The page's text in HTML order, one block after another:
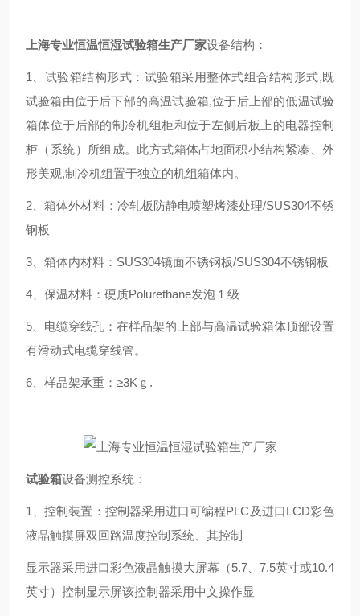
上海专业恒温恒湿试验箱生产厂家设备结构：
1、试验箱结构形式：试验箱采用整体式组合结构形式,既
试验箱由位于后下部的高温试验箱,位于后上部的低温试验
箱体位于后部的制冷机组柜和位于左侧后板上的电器控制
柜（系统）所组成。此方式箱体占地面积小结构紧凑、外
形美观,制冷机组置于独立的机组箱体内。
2、箱体外材料：冷轧板防静电喷塑烤漆处理/SUS304不锈
钢板
3、箱体内材料：SUS304镜面不锈钢板/SUS304不锈钢板
4、保温材料：硬质Polurethane发泡１级
5、电缆穿线孔：在样品架的上部与高温试验箱体顶部设置
有滑动式电缆穿线管。
6、样品架承重：≥3Kｇ.
试验箱设备测控系统：
1、控制装置：控制器采用进口可编程PLC及进口LCD彩色
液晶触摸屏双回路温度控制系统、其控制
显示器采用进口彩色液晶触摸大屏幕（5.7、7.5英寸或10.4
英寸）控制显示屏该控制器采用中文操作显